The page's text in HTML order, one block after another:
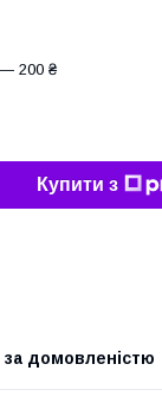
— 200 ₴
Купити з
за домовленістю